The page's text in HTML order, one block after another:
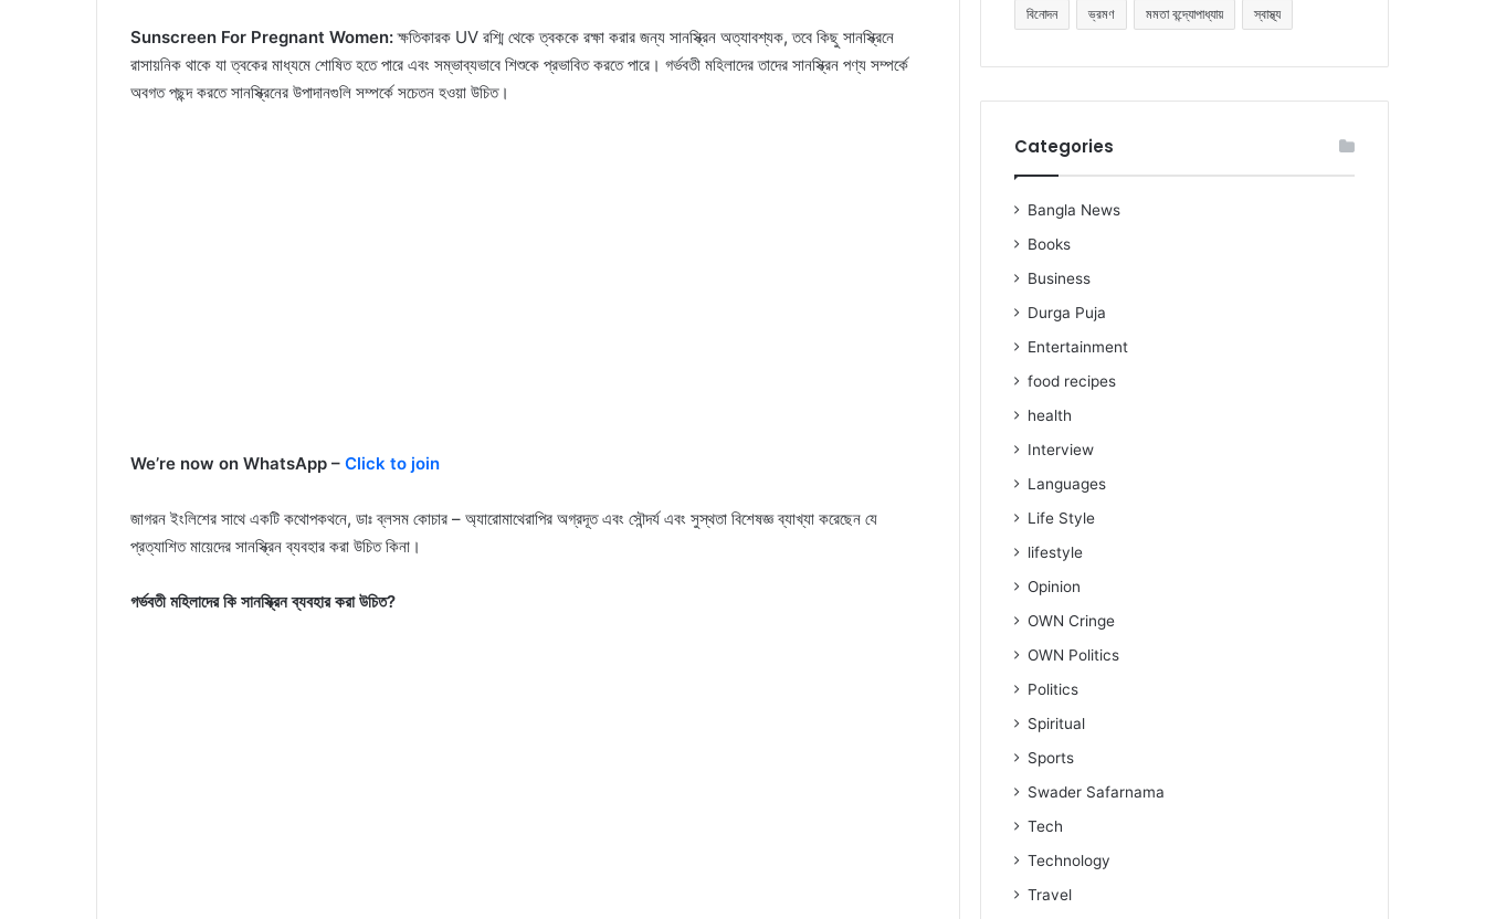
Sunscreen For Pregnant Women:ক্ষতিকারক UV রশ্মি থেকে ত্বককে রক্ষা করার জন্য সানস্ক্রিন অত্যাবশ্যক, তবে কিছু সানস্ক্রিনে
রাসায়নিক থাকে যা ত্বকের মাধ্যমে শোষিত হতে পারে এবং সম্ভাব্যভাবে শিশুকে প্রভাবিত করতে পারে। গর্ভবতী মহিলাদের তাদের সানস্ক্রিন পণ্য সম্পর্কে
অবগত পছন্দ করতে সানস্ক্রিনের উপাদানগুলি সম্পর্কে সচেতন হওয়া উচিত।
We’re now on WhatsApp – Click to join
জাগরন ইংলিশের সাথে একটি কথোপকথনে, ডাঃ ব্লসম কোচার – অ্যারোমাথেরাপির অগ্রদূত এবং সৌন্দর্য এবং সুস্থতা বিশেষজ্ঞ ব্যাখ্যা করেছেন যে
প্রত্যাশিত মায়েদের সানস্ক্রিন ব্যবহার করা উচিত কিনা।
গর্ভবতী মহিলাদের কি সানস্ক্রিন ব্যবহার করা উচিত?
বিনোদন ভ্রমণ মমতা বন্দ্যোপাধ্যায় স্বাস্থ্য
Categories
Bangla News
Books
Business
Durga Puja
Entertainment
food recipes
health
Interview
Languages
Life Style
lifestyle
Opinion
OWN Cringe
OWN Politics
Politics
Spiritual
Sports
Swader Safarnama
Tech
Technology
Travel